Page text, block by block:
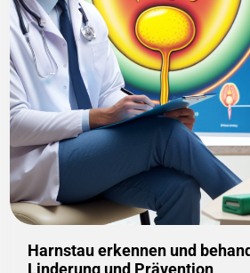
Harnstau erkennen und
Linderung und Prävention